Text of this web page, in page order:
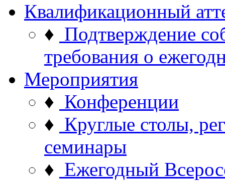
Квалификационный
♦ Подтверждение
требования о
Мероприятия
♦ Конференции
♦ Круглые столы,
семинары
♦ Ежегодный